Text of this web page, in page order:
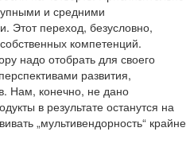
и средними
Этот переход, безусловно,
компетенций.
надо отобрать для своего
развития,
Нам, конечно, не дано
в результате останутся на
„мультивендорность“ крайне